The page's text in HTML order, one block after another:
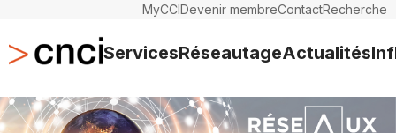
MyCCIDevenir membreContactRecherche
ServicesRéseautageActualités